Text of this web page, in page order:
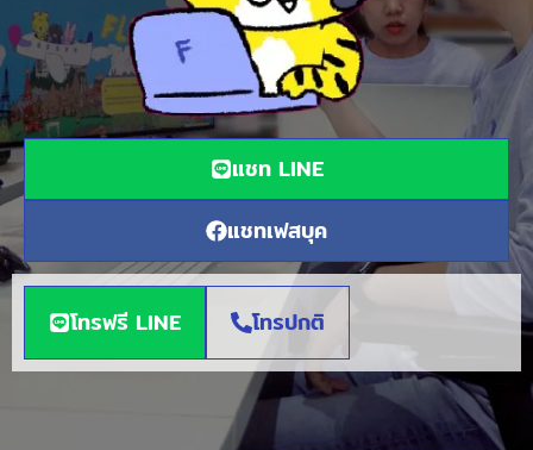
แชท LINE
แชทเฟสบุค
โทรฟรี LINE โทรปกติ